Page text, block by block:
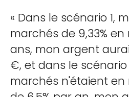
« Dans le scénario 1,
marchés de 9,33%
ans, mon argent
€, et dans le scénario
marchés n'étaient